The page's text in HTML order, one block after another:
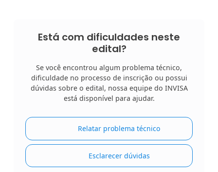
Está com dificuldades neste
edital?
Se você encontrou algum problema técnico,
dificuldade no processo de inscrição ou possui
dúvidas sobre o edital, nossa equipe do INVISA
está disponível para ajudar.
Relatar problema técnico
Esclarecer dúvidas